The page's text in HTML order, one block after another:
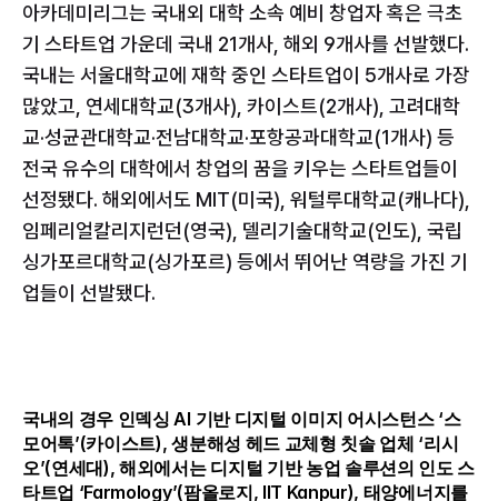
아카데미리그는 국내외 대학 소속 예비 창업자 혹은 극초
기 스타트업 가운데 국내 21개사, 해외 9개사를 선발했다.
국내는 서울대학교에 재학 중인 스타트업이 5개사로 가장
많았고, 연세대학교(3개사), 카이스트(2개사), 고려대학
교·성균관대학교·전남대학교·포항공과대학교(1개사) 등
전국 유수의 대학에서 창업의 꿈을 키우는 스타트업들이
선정됐다. 해외에서도 MIT(미국), 워털루대학교(캐나다),
임페리얼칼리지런던(영국), 델리기술대학교(인도), 국립
싱가포르대학교(싱가포르) 등에서 뛰어난 역량을 가진 기
업들이 선발됐다.
국내의 경우 인덱싱 AI 기반 디지털 이미지 어시스턴스 ‘스
모어톡’(카이스트), 생분해성 헤드 교체형 칫솔 업체 ‘리시
오’(연세대), 해외에서는 디지털 기반 농업 솔루션의 인도 스
타트업 ‘Farmology’(팜올로지, IIT Kanpur), 태양에너지를